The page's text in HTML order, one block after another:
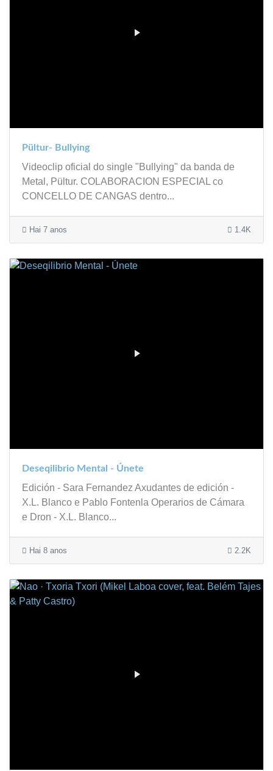
Pültur- Bullying
Videoclip oficial do single "Bullying" da banda de
Metal, Pültur. COLABORACION ESPECIAL co
CONCELLO DE CANGAS dentro...
Hai 7 anos 1.4K
Deseqilibrio Mental - Únete
Edición - Sara Fernandez Axudantes de edición -
X.L. Blanco e Pablo Fontenla Operarios de Cámara
e Dron - X.L. Blanco...
Hai 8 anos 2.2K